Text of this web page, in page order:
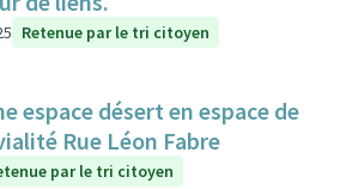
Retenue par le tri citoyen
espace désert en espace de
Rue Léon Fabre
par le tri citoyen